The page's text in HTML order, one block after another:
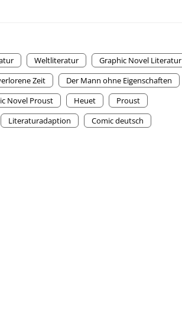
Weltliteratur
Graphic Novel Literatur
Zeit
Der Mann ohne Eigenschaften
Novel Proust Heuet
Proust
Literaturadaption Comic deutsch